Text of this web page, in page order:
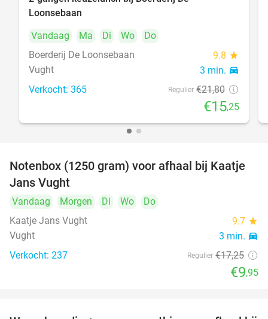
Loonsebaan
Vandaag
Ma Di Wo
Do
Boerderij De Loonsebaan
9.8 star
Vught 3 min. directions_car
Verkocht: 365 Regulier €21,80
€15,25
42%
Notenbox (1250 gram) voor afhaal bij Kaatje
Jans Vught
Vandaag Morgen Di Wo
Do
Kaatje Jans Vught
9.7 star
Vught 3 min. directions_car
Verkocht: 237 Regulier €17,25
€9,95